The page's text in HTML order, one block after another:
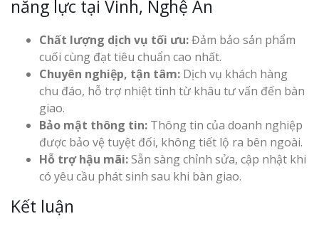
năng lực tại Vinh, Nghệ An
Chất lượng dịch vụ tối ưu:Đảm bảo sản phẩm
cuối cùng đạt tiêu chuẩn cao nhất.
Chuyên nghiệp, tận tâm: Dịch vụ khách hàng
chu đáo, hỗ trợ nhiệt tình từ khâu tư vấn đến bàn
giao.
Bảo mật thông tin: Thông tin của doanh nghiệp
được bảo vệ tuyệt đối, không tiết lộ ra bên ngoài.
Hỗ trợ hậu mãi:Sẵn sàng chỉnh sửa, cập nhật khi
có yêu cầu phát sinh sau khi bàn giao.
Kết luận